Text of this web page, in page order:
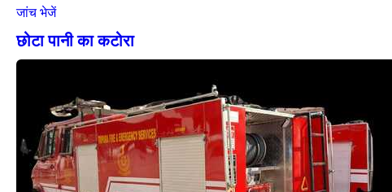
जांच भेजें
छोटा पानी का कटोरा